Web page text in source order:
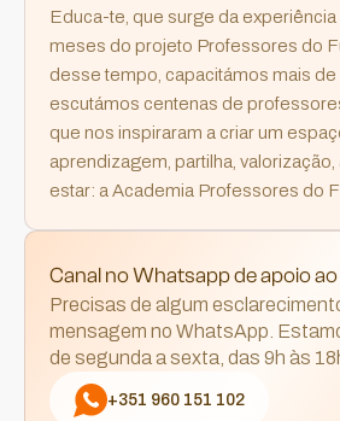
Educa-te, que surge da experiência
meses do projeto Professores do
desse tempo, capacitámos mais
escutámos centenas de
que nos inspiraram a criar um
aprendizagem, partilha,
estar: a Academia Professores do
Canal no Whatsapp de apoio
Precisas de algum
mensagem no WhatsApp.
de segunda a sexta, das 9h às
+351 960 151 102